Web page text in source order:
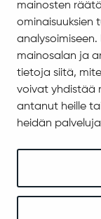
mainosten
ominaisuuksien
analysoimiseen.
mainosalan ja
tietoja siitä,
voivat yhdistää
antanut heille
heidän